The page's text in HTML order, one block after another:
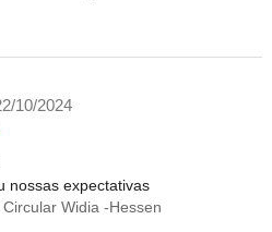
10/2024
nossas expectativas
Circular Widia -Hessen